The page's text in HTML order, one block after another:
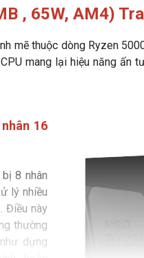
, 65W, AM4)
mẽ thuộc dòng Ryzen
mang lại hiệu năng ấn
16
8 nhân
lý nhiều
Điều này
thường
dựng